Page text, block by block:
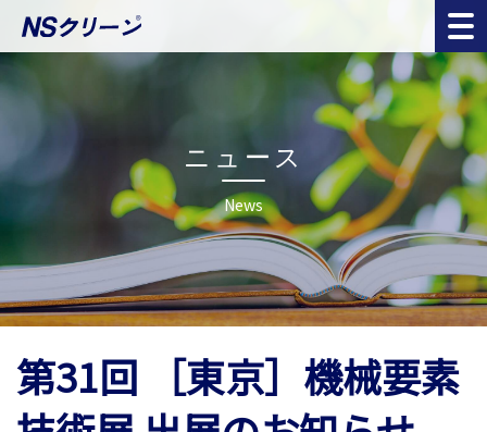
ニュース
News
第31回 ［東京］機械要素